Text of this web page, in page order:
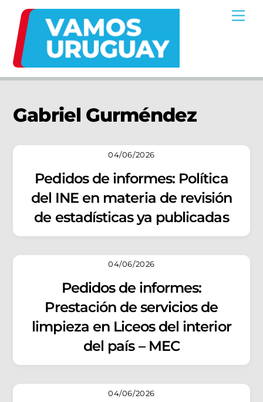
content
Gabriel Gurméndez
04/06/2026
Pedidos de informes: Política
del INE en materia de revisión
de estadísticas ya publicadas
04/06/2026
Pedidos de informes:
Prestación de servicios de
limpieza en Liceos del interior
del país – MEC
04/06/2026